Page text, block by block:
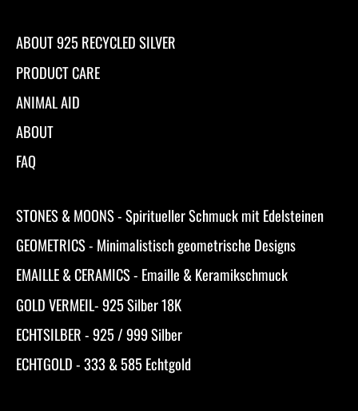
ABOUT 925 RECYCLED SILVER
PRODUCT CARE
ANIMAL AID
ABOUT
FAQ
STONES & MOONS - Spiritueller Schmuck mit Edelsteinen
GEOMETRICS - Minimalistisch geometrische Designs
EMAILLE & CERAMICS - Emaille & Keramikschmuck
GOLD VERMEIL- 925 Silber 18K
ECHTSILBER - 925 / 999 Silber
ECHTGOLD - 333 & 585 Echtgold